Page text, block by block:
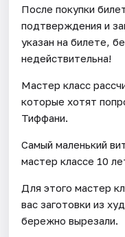
После покупки
подтверждения и
указан на билете,
недействительна!
Мастер класс
которые хотят
Тиффани.
Самый маленький
мастер классе 10
Для этого мастер
вас заготовки из
бережно вырезали.